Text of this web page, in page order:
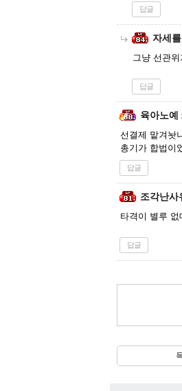
답글
자세
그냥 선관
답글
육아노예
선결제 맡겨놧
총기가 합법이
답글
조각난사
타격이 별루 없
답글